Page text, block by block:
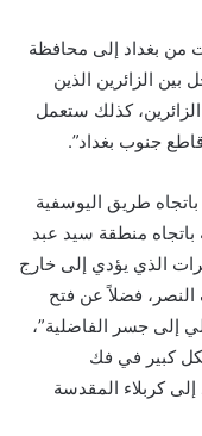
من بغداد إلى محافظة
الزائرين الذين
كذلك ستعمل
جنوب بغداد”.
باتجاه طريق اليوسفية
منطقة سيد عبد
الذي يؤدي إلى خارج
فضلاً عن فتح
إلى جسر الفاضلية”،
كبير في فك
إلى كربلاء المقدسة